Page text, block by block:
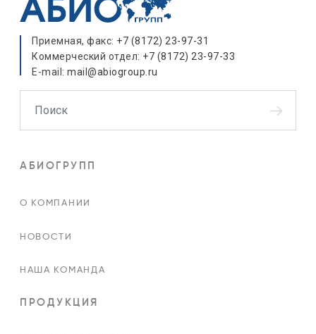
Приемная, факс: +7 (8172) 23-97-31
Коммерческий отдел: +7 (8172) 23-97-33
E-mail: mail@abiogroup.ru
АБИОГРУПП
О КОМПАНИИ
НОВОСТИ
НАША КОМАНДА
ПРОДУКЦИЯ